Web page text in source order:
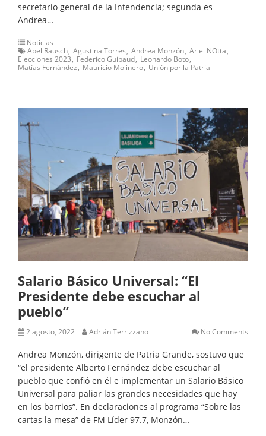
secretario general de la Intendencia; segunda es
Andrea…
Noticias
Abel Rausch Agustina Torres Andrea Monzón Ariel NOtta
Elecciones 2023
Federico Guibaud Leonardo Boto
Matías Fernández
Mauricio Molinero Unión por la Patria
Salario Básico Universal: “El
Presidente debe escuchar al
pueblo”
2 agosto, 2022 Adrián Terrizzano No Comments
Andrea Monzón, dirigente de Patria Grande, sostuvo que
“el presidente Alberto Fernández debe escuchar al
pueblo que confió en él e implementar un Salario Básico
Universal para paliar las grandes necesidades que hay
en los barrios”. En declaraciones al programa “Sobre las
cartas la mesa” de FM Líder 97.7, Monzón…